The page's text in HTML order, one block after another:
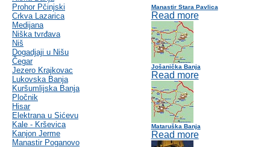
Prohor Pčinjski
Crkva Lazarica
Medijana
Niška tvrđava
Niš
Dogadjaji u Nišu
Čegar
Jezero Krajkovac
Lukovska Banja
Kuršumlijska Banja
Pločnik
Hisar
Elektrana u Sićevu
Kale - Krševica
Kanjon Jerme
Manastir Poganovo
Manastir Stara Pavlica
Read more
Jošanička Banja
Read more
Mataruška Banja
Read more